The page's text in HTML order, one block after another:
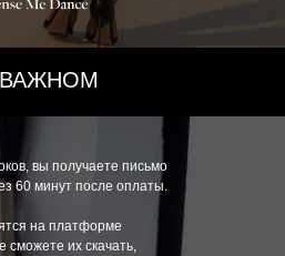
вы получаете письмо
60 минут после оплаты.
на платформе
сможете их скачать,